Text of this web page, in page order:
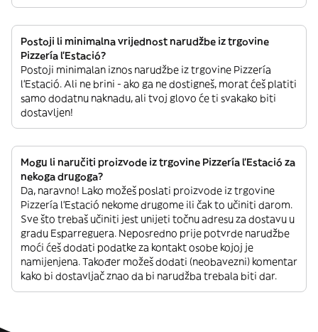
Postoji li minimalna vrijednost narudžbe iz trgovine
Pizzería l’Estació?
Postoji minimalan iznos narudžbe iz trgovine Pizzería
l’Estació. Ali ne brini - ako ga ne dostigneš, morat ćeš platiti
samo dodatnu naknadu, ali tvoj glovo će ti svakako biti
dostavljen!
Mogu li naručiti proizvode iz trgovine Pizzería l’Estació za
nekoga drugoga?
Da, naravno! Lako možeš poslati proizvode iz trgovine
Pizzería l’Estació nekome drugome ili čak to učiniti darom.
Sve što trebaš učiniti jest unijeti točnu adresu za dostavu u
gradu Esparreguera. Neposredno prije potvrde narudžbe
moći ćeš dodati podatke za kontakt osobe kojoj je
namijenjena. Također možeš dodati (neobavezni) komentar
kako bi dostavljač znao da bi narudžba trebala biti dar.